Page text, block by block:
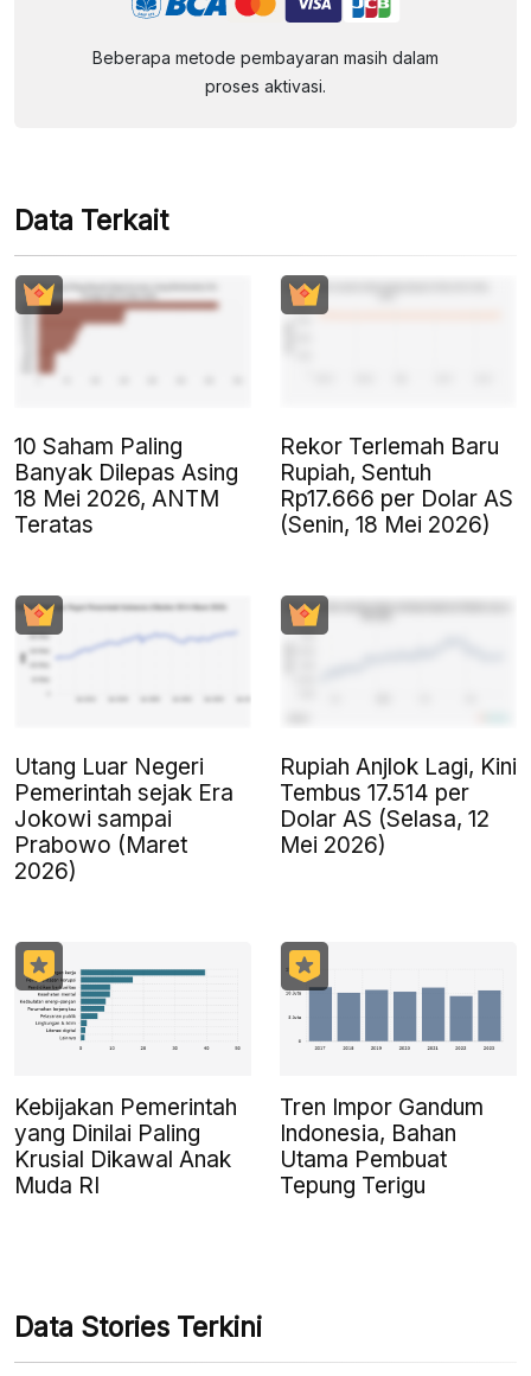
Beberapa metode pembayaran masih dalam
proses aktivasi.
Data Terkait
10 Saham Paling
Banyak Dilepas Asing
18 Mei 2026, ANTM
Teratas
Rekor Terlemah Baru
Rupiah, Sentuh
Rp17.666 per Dolar AS
(Senin, 18 Mei 2026)
Utang Luar Negeri
Pemerintah sejak Era
Jokowi sampai
Prabowo (Maret
2026)
Rupiah Anjlok Lagi, Kini
Tembus 17.514 per
Dolar AS (Selasa, 12
Mei 2026)
Kebijakan Pemerintah
yang Dinilai Paling
Krusial Dikawal Anak
Muda RI
Tren Impor Gandum
Indonesia, Bahan
Utama Pembuat
Tepung Terigu
Data Stories Terkini